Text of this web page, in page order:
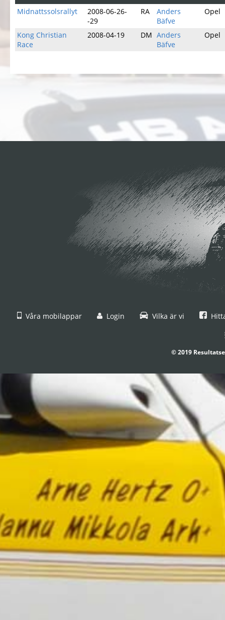
Midnattssolsrallyt
2008-06-26-
-29
RA
Anders
Bäfve
Opel
Kong Christian
Race
2008-04-19 DM Anders
Bäfve
Opel
Våra mobilappar Login Vilka är vi
© 2019